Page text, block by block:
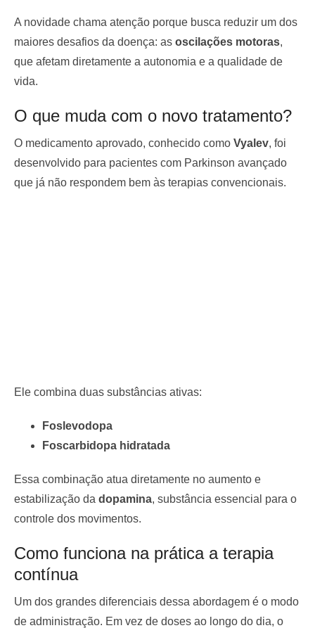
A novidade chama atenção porque busca reduzir um dos
maiores desafios da doença: as oscilações motoras,
que afetam diretamente a autonomia e a qualidade de
vida.
O que muda com o novo tratamento?
O medicamento aprovado, conhecido como Vyalev, foi
desenvolvido para pacientes com Parkinson avançado
que já não respondem bem às terapias convencionais.
Ele combina duas substâncias ativas:
Foslevodopa
Foscarbidopa hidratada
Essa combinação atua diretamente no aumento e
estabilização da dopamina, substância essencial para o
controle dos movimentos.
Como funciona na prática a terapia
contínua
Um dos grandes diferenciais dessa abordagem é o modo
de administração. Em vez de doses ao longo do dia, o